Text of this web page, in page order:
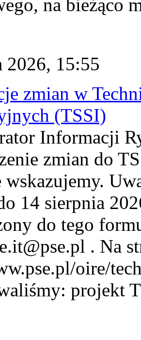
na bieżąco
2026, 15:55
zmian w
(TSSI)
Informacji
zmian do
14 sierpnia
do tego
. Na
oire/
projekt